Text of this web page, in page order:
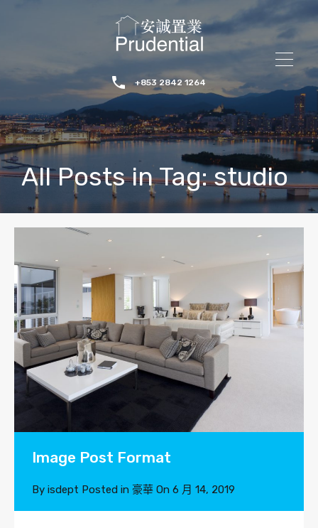
+853 2842 1264
All Posts in Tag: studio
Image Post Format
By isdept Posted in 豪華 On 6 月 14, 2019